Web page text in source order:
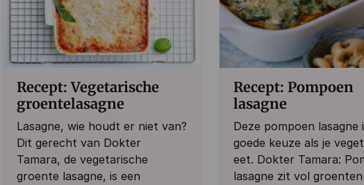
Recept: Vegetarische
groentelasagne
Lasagne, wie houdt er niet van?
Dit gerecht van Dokter
Tamara, de vegetarische
groente lasagne, is een
Recept: Pompoen
lasagne
Deze pompoen lasagne
goede keuze als je
eet. Dokter Tamara:
lasagne zit vol